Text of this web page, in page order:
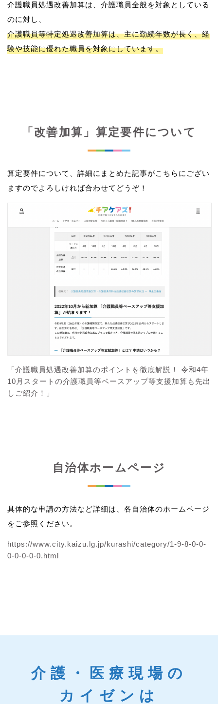
介護職員処遇改善加算は、介護職員全般を対象としている
介護職員等特定処遇改善加算は、主に勤続年数が長く、経
験や技能に優れた職員を対象にしています。
「改善加算」算定要件について
算定要件について、詳細にまとめた記事がこちらにござい
ますのでよろしければ合わせてどうぞ！
「介護職員処遇改善加算のポイントを徹底解説！ 令和4年
10月スタートの介護職員等ベースアップ等支援加算も先出
しご紹介！」
自治体ホームページ
具体的な申請の方法など詳細は、各自治体のホームページ
をご参照ください。
https://www.city.kaizu.lg.jp/kurashi/category/1-9-8-0-0-
0-0-0-0-0.html
介護・医療現場の
カイゼンは